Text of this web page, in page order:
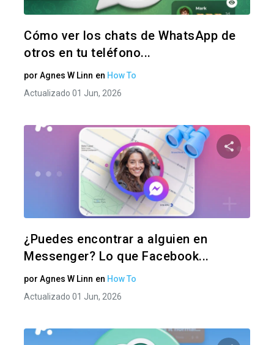
Cómo ver los chats de WhatsApp de
otros en tu teléfono...
por Agnes W Linn en How To
Actualizado 01 Jun, 2026
¿Puedes encontrar a alguien en
Messenger? Lo que Facebook...
por Agnes W Linn en How To
Actualizado 01 Jun, 2026